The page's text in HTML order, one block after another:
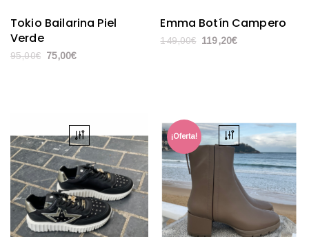
Tokio Bailarina Piel
Verde
95,00€ 75,00€
Emma Botín Campero
149,00€ 119,20€
¡Oferta!